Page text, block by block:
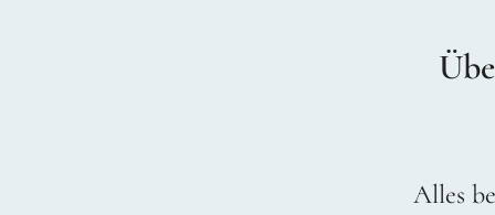
Alles